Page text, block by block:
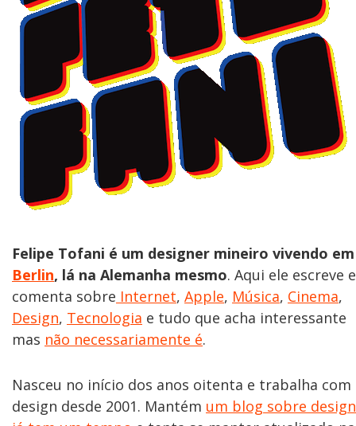
Felipe Tofani é um designer mineiro vivendo em
Berlin, lá na Alemanha mesmo. Aqui ele escreve e
comenta sobre Internet, Apple, Música, Cinema,
Design, Tecnologia e tudo que acha interessante
mas não necessariamente é.
Nasceu no início dos anos oitenta e trabalha com
design desde 2001. Mantém um blog sobre design